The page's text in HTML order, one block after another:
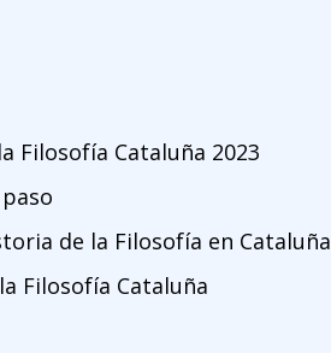
Filosofía Cataluña 2023
de la Filosofía en Cataluña
Filosofía Cataluña